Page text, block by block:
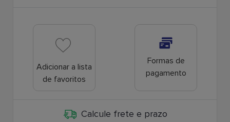
Adicionar a lista
de favoritos
Formas de
pagamento
Calcule frete e prazo